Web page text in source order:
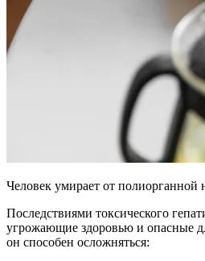
Человек умирает от полиорганной
Последствиями токсического
угрожающие здоровью и опасные
он способен осложняться: